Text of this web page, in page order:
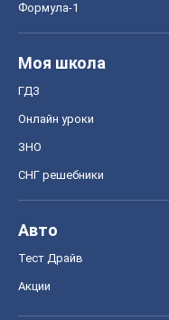
Формула-1
Моя школа
ГДЗ
Онлайн уроки
ЗНО
СНГ решебники
Авто
Тест Драйв
Акции